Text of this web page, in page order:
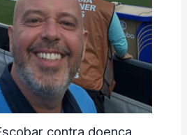
contra doença